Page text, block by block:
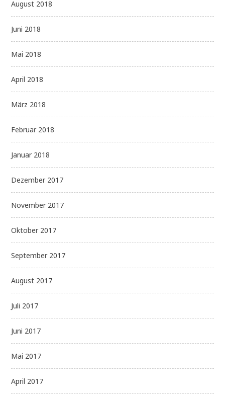
August 2018
Juni 2018
Mai 2018
April 2018
März 2018
Februar 2018
Januar 2018
Dezember 2017
November 2017
Oktober 2017
September 2017
August 2017
Juli 2017
Juni 2017
Mai 2017
April 2017